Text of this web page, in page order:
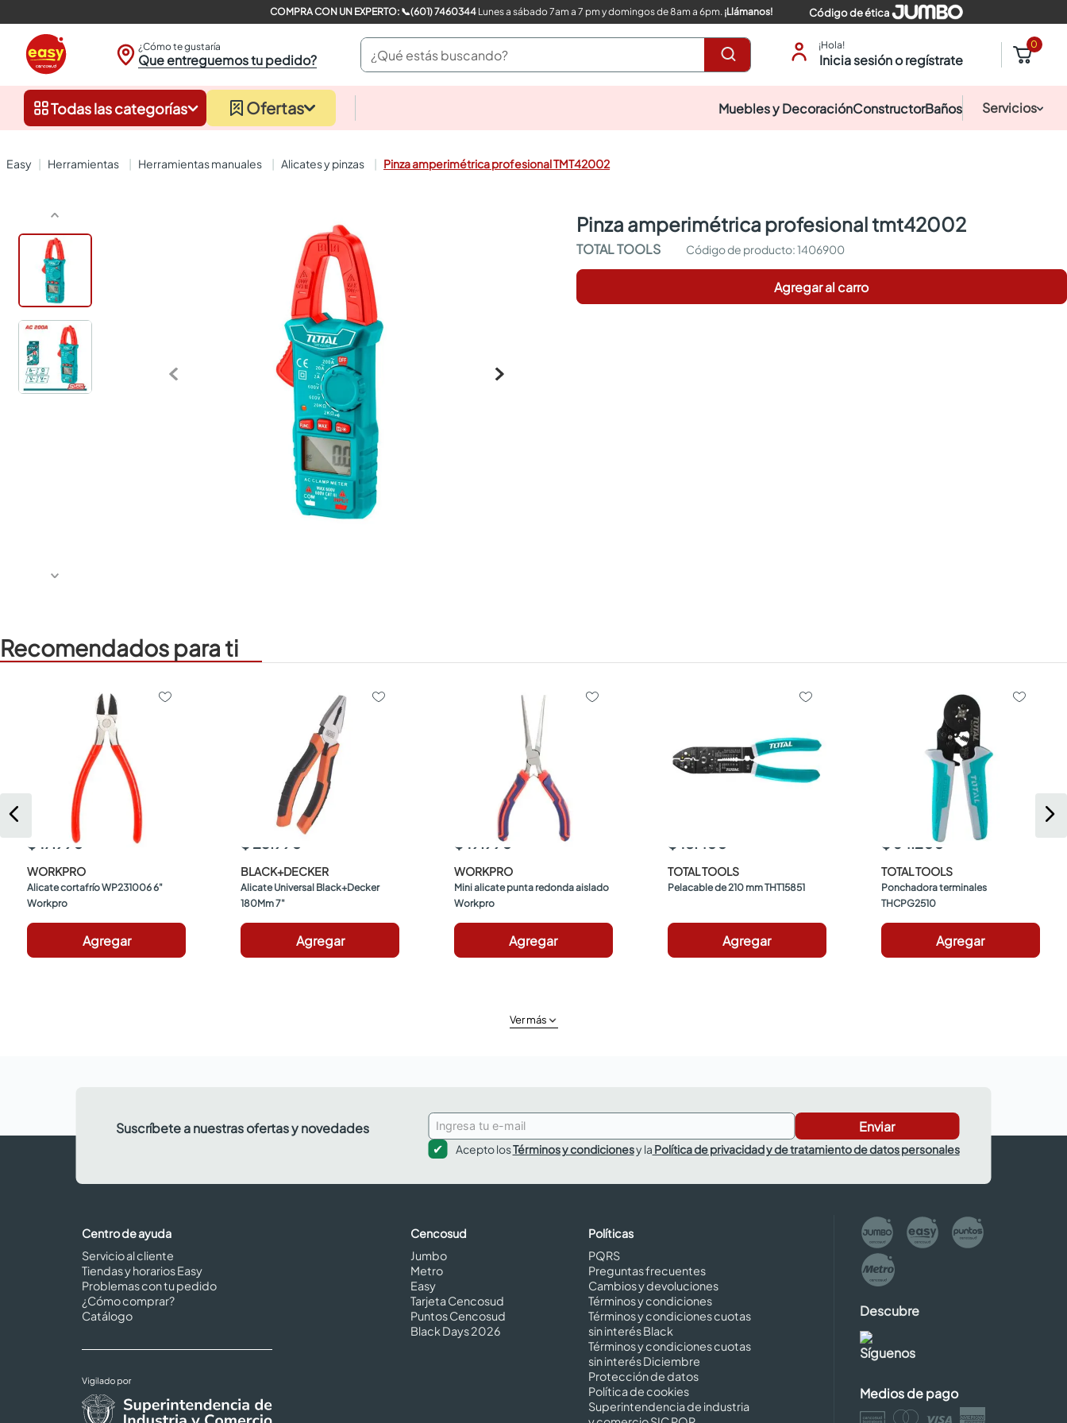
COMPRA CON UN EXPERTO: 📞(601) 7460344Lunes a sábado 7am a 7 pm y domingos de 8am a 6pm. ¡Llámanos! Código de ética
¿Cómo te gustaría
Que entreguemos tu pedido?
¿Qué estás buscando? ¡Hola!
Inicia sesión o regístrate
0
Todas las categorías Ofertas Muebles y DecoraciónConstructorBaños Servicios
herramientas herramientas manuales alicates y pinzas Pinza amperimétrica profesional TMT42002
pinza amperimétrica profesional tmt42002
TOTAL TOOLS :1406900
Agregar al carro
Recomendados para ti
$ 17.990
WORKPRO
Alicate cortafrío WP231006 6"
Workpro
Agregar
$ 23.990
BLACK+DECKER
Alicate Universal Black+Decker
180Mm 7"
Agregar
$ 19.990
WORKPRO
Mini alicate punta redonda aislado
Workpro
Agregar
$ 18.400
TOTAL TOOLS
Pelacable de 210 mm THT15851
Agregar
$ 64.200
TOTAL TOOLS
Ponchadora terminales
THCPG2510
Agregar
Ver más
Suscríbete a nuestras ofertas y novedades Enviar
Acepto losTérminos y condicionesy la Política de privacidad y de tratamiento de datos personales
Centro de ayuda
Servicio al cliente
Tiendas y horarios Easy
Problemas con tu pedido
¿Cómo comprar?
Catálogo
Cencosud
Jumbo
Metro
Easy
Tarjeta Cencosud
Puntos Cencosud
Black Days 2026
Políticas
PQRS
Preguntas frecuentes
Cambios y devoluciones
Términos y condiciones
Términos y condiciones cuotas
sin interés Black
Términos y condiciones cuotas
sin interés Diciembre
Protección de datos
Política de cookies
Superintendencia de industria
Descubre
Síguenos
Medios de pago
closet
sanitarios